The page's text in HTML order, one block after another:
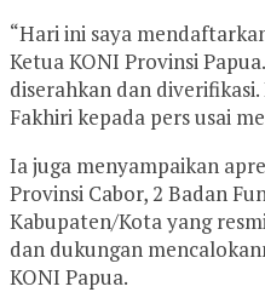
“Hari ini saya
Ketua KONI Provinsi
diserahkan dan
Fakhiri kepada pers usai
Ia juga menyampaikan
Provinsi Cabor, 2 Badan
Kabupaten/Kota yang
dan dukungan
KONI Papua.